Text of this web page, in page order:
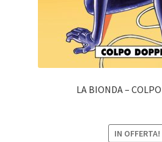
LA BIONDA –
IN OFFERTA!